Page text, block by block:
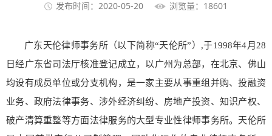
发布时间：2020-05-20 浏览量：18601
广东天伦律师事务所（以下简称“天伦所”）,于1998年4月28
日经广东省司法厅核准登记成立，以广州为总部，在北京、佛山
均设有成员单位或分支机构，是一家主要从事重组并购、投融资
业务、政府法律事务、涉外经济纠纷、房地产投资、知识产权、
破产清算重整等方面法律服务的大型专业性律师事务所。天伦所